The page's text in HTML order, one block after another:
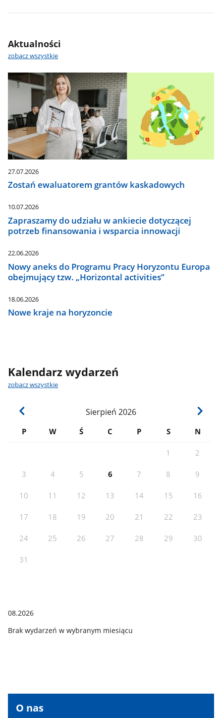
Aktualności
zobacz wszystkie
27.07.2026
Zostań ewaluatorem grantów kaskadowych
10.07.2026
Zapraszamy do udziału w ankiecie dotyczącej
potrzeb finansowania i wsparcia innowacji
22.06.2026
Nowy aneks do Programu Pracy Horyzontu Europa
obejmujący tzw. „Horizontal activities”
18.06.2026
Nowe kraje na horyzoncie
Kalendarz wydarzeń
zobacz wszystkie
Sierpień 2026
P W Ś C P S N
1 2
3 4 5 6 7 8 9
10 11 12 13 14 15 16
17 18 19 20 21 22 23
24 25 26 27 28 29 30
31
08.2026
Brak wydarzeń w wybranym miesiącu
produktowy
O nas